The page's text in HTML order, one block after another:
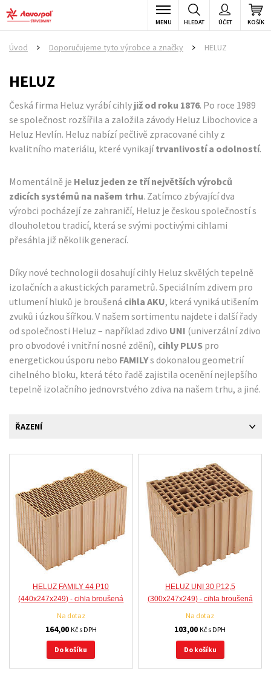
KOŠÍK
ÚČET
HLEDAT
MENU
Úvod Doporučujeme tyto výrobce a značky HELUZ
HELUZ
Česká firma Heluz vyrábí cihly již od roku 1876. Po roce 1989
se společnost rozšířila a založila závody Heluz Libochovice a
Heluz Hevlín. Heluz nabízí pečlivě zpracované cihly z
kvalitního materiálu, které vynikajítrvanlivostí a odolností.
Momentálně je Heluz jeden ze tří největších výrobců
zdicích systémů na našem trhu. Zatímco zbývající dva
výrobci pocházejí ze zahraničí, Heluz je českou společností s
dlouholetou tradicí, která se svými poctivými cihlami
přesáhla již několik generací.
Díky nové technologii dosahují cihly Heluz skvělých tepelně
izolačních a akustických parametrů. Speciálním zdivem pro
utlumení hluků je broušená cihla AKU, která vyniká utišením
zvuků i úzkou šířkou. V našem sortimentu najdete i další řady
od společnosti Heluz – například zdivo UNI (univerzální zdivo
pro obvodové i vnitřní nosné zdění), cihly PLUS pro
energetickou úsporu nebo FAMILYs dokonalou geometrií
cihelného bloku, která této řadě zajistila ocenění nejlepšího
tepelně izolačního jednovrstvého zdiva na našem trhu, a jiné.
ŘAZENÍ
HELUZ FAMILY 44 P10
(440x247x249) - cihla broušená
Na dotaz
164,00 Kč s DPH
Do košíku
HELUZ UNI 30 P12,5
(300x247x249) - cihla broušená
Na dotaz
103,00Kč s DPH
Do košíku